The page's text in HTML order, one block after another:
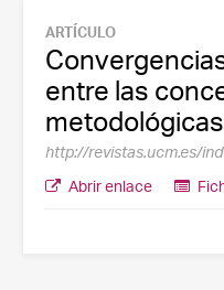
ARTÍCULO
entre las
http://revistas.ucm.es/
Abrir enlace